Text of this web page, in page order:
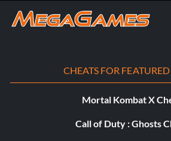
Pyjama Willie MEN4IP
CHEATS FOR
Mortal Kombat X
Call of Duty : Ghosts